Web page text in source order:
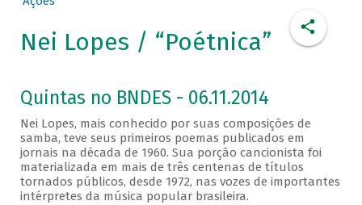
Nei Lopes / “Poétnica”
Quintas no BNDES - 06.11.2014
Nei Lopes, mais conhecido por suas composições de
samba, teve seus primeiros poemas publicados em
jornais na década de 1960. Sua porção cancionista foi
materializada em mais de três centenas de títulos
tornados públicos, desde 1972, nas vozes de importantes
intérpretes da música popular brasileira.